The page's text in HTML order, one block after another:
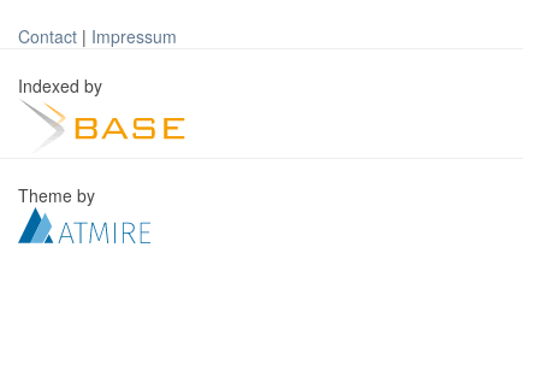
Contact | Impressum
Indexed by
Theme by